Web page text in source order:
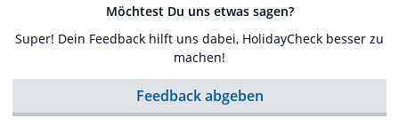
Möchtest Du uns etwas sagen?
Super! Dein Feedback hilft uns dabei, HolidayCheck besser zu
machen!
Feedback abgeben